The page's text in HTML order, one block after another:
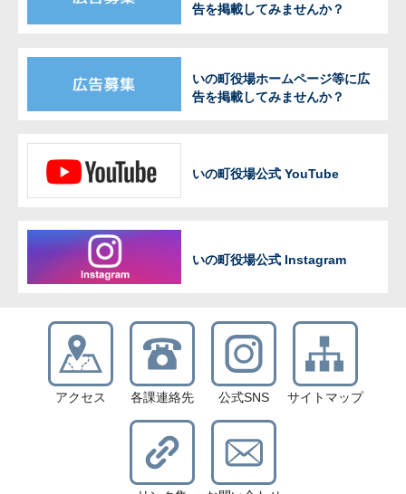
告を掲載してみませんか？
いの町役場ホームページ等に広
告を掲載してみませんか？
いの町役場公式 YouTube
いの町役場公式 Instagram
アクセス 各課連絡先 公式SNS サイトマップ